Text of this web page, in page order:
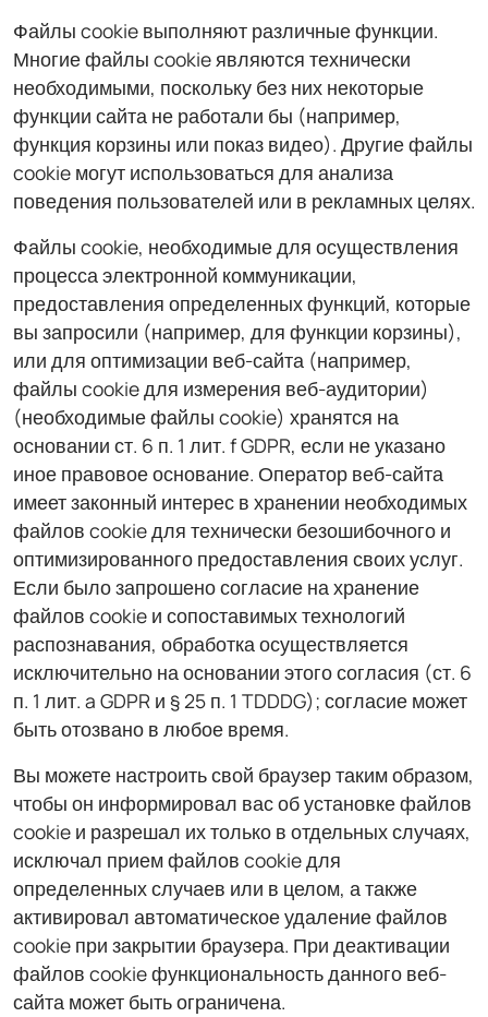
Файлы cookie выполняют различные функции.
Многие файлы cookie являются технически
необходимыми, поскольку без них некоторые
функции сайта не работали бы (например,
функция корзины или показ видео). Другие файлы
cookie могут использоваться для анализа
поведения пользователей или в рекламных целях.
Файлы cookie, необходимые для осуществления
процесса электронной коммуникации,
предоставления определенных функций, которые
вы запросили (например, для функции корзины),
или для оптимизации веб-сайта (например,
файлы cookie для измерения веб-аудитории)
(необходимые файлы cookie) хранятся на
основании ст. 6 п. 1 лит. f GDPR, если не указано
иное правовое основание. Оператор веб-сайта
имеет законный интерес в хранении необходимых
файлов cookie для технически безошибочного и
оптимизированного предоставления своих услуг.
Если было запрошено согласие на хранение
файлов cookie и сопоставимых технологий
распознавания, обработка осуществляется
исключительно на основании этого согласия (ст. 6
п. 1 лит. a GDPR и § 25 п. 1 TDDDG); согласие может
быть отозвано в любое время.
Вы можете настроить свой браузер таким образом,
чтобы он информировал вас об установке файлов
cookie и разрешал их только в отдельных случаях,
исключал прием файлов cookie для
определенных случаев или в целом, а также
активировал автоматическое удаление файлов
cookie при закрытии браузера. При деактивации
файлов cookie функциональность данного веб-
сайта может быть ограничена.